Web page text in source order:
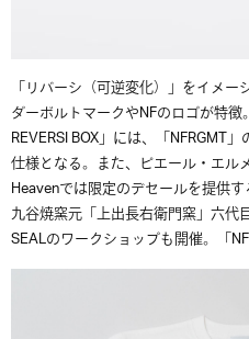
「リバーシ（可逆変化）」をイメ
ダーボルトマークやNFのロゴが特
REVERSI BOX」には、「NFRGMT
仕様となる。また、ピエール・エ
Heavenでは限定のデセールを提供
九谷焼窯元「上出長右衛門窯」六代
SEALのワークショップも開催。「